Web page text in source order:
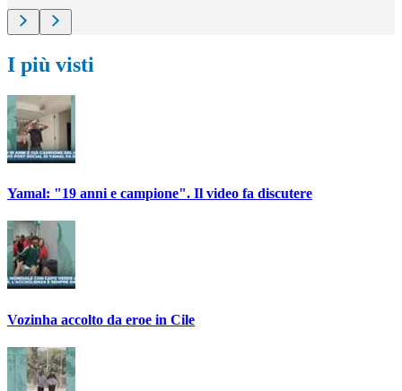
I più visti
Yamal: "19 anni e campione". Il video fa discutere
Vozinha accolto da eroe in Cile